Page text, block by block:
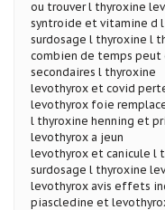
ou trouver l thyroxine
syntroide et vitamine d
surdosage l thyroxine l
combien de temps peut
secondaires l thyroxine
levothyrox et covid
levothyrox foie
l thyroxine henning et
levothyrox a jeun
levothyrox et canicule l
surdosage l thyroxine
levothyrox avis effets
piascledine et